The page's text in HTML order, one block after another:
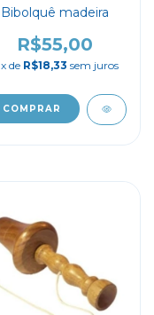
Bibolquê madeira
R$55,00
x de R$18,33 sem juros